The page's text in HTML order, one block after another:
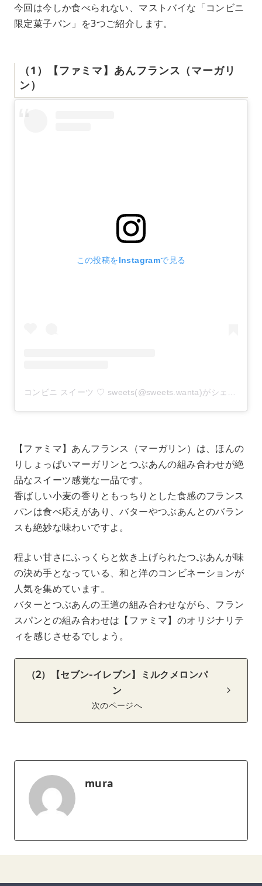
今回は今しか食べられない、マストバイな「コンビニ
限定菓子パン」を3つご紹介します。
（1）【ファミマ】あんフランス（マーガリ
ン）
この投稿をInstagramで見る
コンビニ スイーツ ♡ sweets(@sweets.wanta)がシェアした投稿
【ファミマ】あんフランス（マーガリン）は、ほんの
りしょっぱいマーガリンとつぶあんの組み合わせが絶
品なスイーツ感覚な一品です。
香ばしい小麦の香りともっちりとした食感のフランス
パンは食べ応えがあり、バターやつぶあんとのバラン
スも絶妙な味わいですよ。
程よい甘さにふっくらと炊き上げられたつぶあんが味
の決め手となっている、和と洋のコンビネーションが
人気を集めています。
バターとつぶあんの王道の組み合わせながら、フラン
スパンとの組み合わせは【ファミマ】のオリジナリテ
ィを感じさせるでしょう。
（2）【セブン-イレブン】ミルクメロンパ
ン
次のページへ
mura